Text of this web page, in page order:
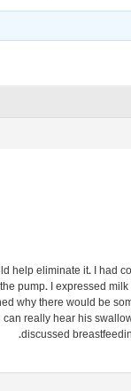
help eliminate it. I had
pump. I expressed milk
really hear his
discussed